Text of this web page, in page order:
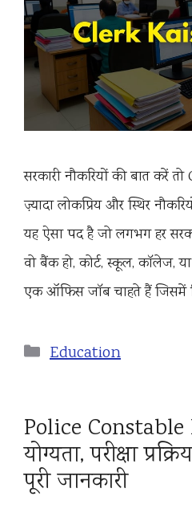
सरकारी नौकरियों की बात करें
ज़्यादा लोकप्रिय और स्थिर
यह ऐसा पद है जो लगभग हर
वो बैंक हो, कोर्ट, स्कूल, कॉलेज,
एक ऑफिस जॉब चाहते हैं जिसमें
Categories
Education
Police Constable
योग्यता, परीक्षा
पूरी जानकारी